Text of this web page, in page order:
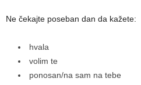
Ne čekajte poseban dan da kažete:
hvala
volim te
ponosan/na sam na tebe